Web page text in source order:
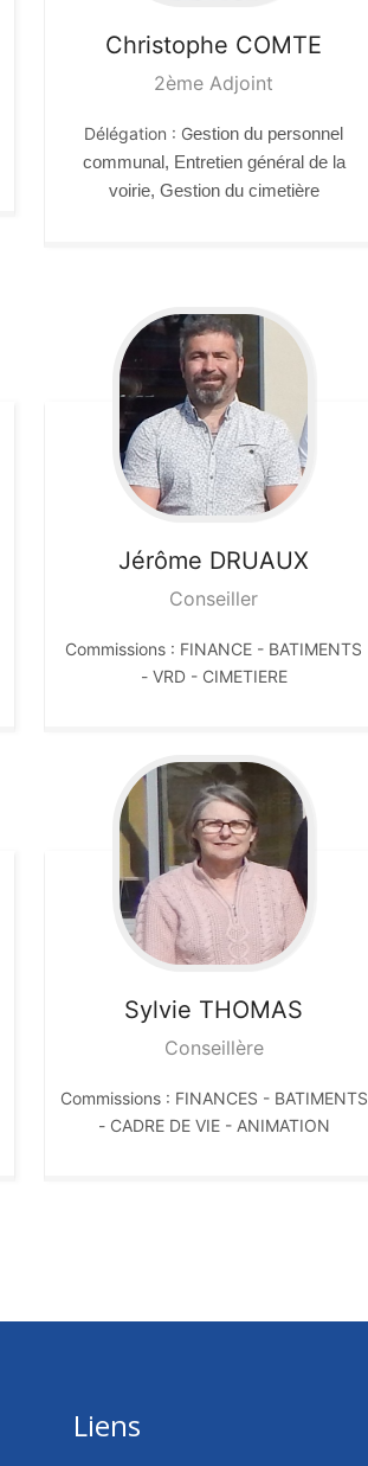
Christophe COMTE
2ème Adjoint
Délégation : Gestion du personnel
communal, Entretien général de la
voirie, Gestion du cimetière
Jérôme DRUAUX
Conseiller
Commissions : FINANCE - BATIMENTS
- VRD - CIMETIERE
Sylvie THOMAS
Conseillère
Commissions : FINANCES - BATIMENTS
- CADRE DE VIE - ANIMATION
Liens